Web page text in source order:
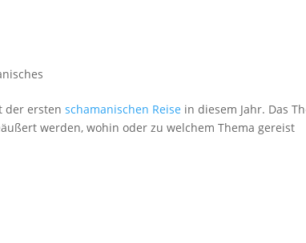
der erstenschamanischen Reise in diesem Jahr. Das
werden, wohin oder zu welchem Thema gereist